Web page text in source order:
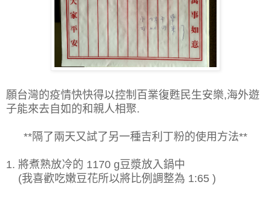
願台灣的疫情快快得以控制百業復甦民生安樂,海外遊
子能來去自如的和親人相聚.
**隔了兩天又試了另一種吉利丁粉的使用方法**
1. 將煮熟放冷的 1170 g豆漿放入鍋中
(我喜歡吃嫩豆花所以將比例調整為 1:65 )